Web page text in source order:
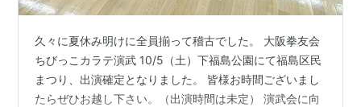
久々に夏休み明けに全員揃って稽古でした。 大阪拳友会
ちびっこカラテ演武 10/5（土）下福島公園にて福島区民
まつり、出演確定となりました。 皆様お時間ございまし
たらぜひお越し下さい。（出演時間は未定） 演武会に向